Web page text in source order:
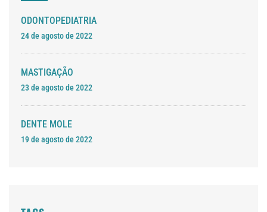
ODONTOPEDIATRIA
24 de agosto de 2022
MASTIGAÇÃO
23 de agosto de 2022
DENTE MOLE
19 de agosto de 2022